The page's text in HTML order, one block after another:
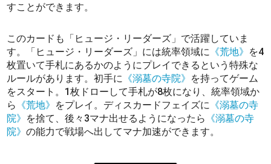
すことができます。
このカードも「ヒュージ・リーダーズ」で活躍していま
す。「ヒュージ・リーダーズ」には統率領域に 《荒地》 を4
枚置いて手札にあるかのようにプレイできるという特殊な
ルールがあります。初手に 《溺墓の寺院》 を持ってゲーム
をスタート。1枚ドローして手札が8枚になり、統率領域か
ら 《荒地》 をプレイ。ディスカードフェイズに 《溺墓の寺
院》 を捨て、後々3マナ出せるようになったら 《溺墓の寺
院》の能力で戦場へ出してマナ加速ができます。